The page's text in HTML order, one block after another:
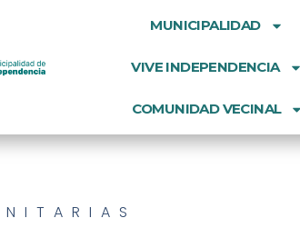
MUNICIPALIDAD
VIVE INDEPENDENCIA
COMUNIDAD VECINAL